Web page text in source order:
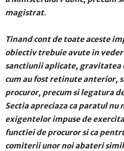
magistrat.
Tinand cont de toate aceste
obiectiv trebuie avute in
sanctiunii aplicate, gravitatea
cum au fost retinute anterior,
procuror, precum si legatura
Sectia apreciaza ca paratul nu
exigentelor impuse de
functiei de procuror si ca
comiterii unor noi abateri